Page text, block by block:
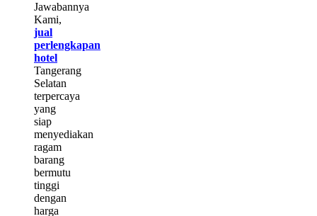
Jawabannya
Kami,
jual
perlengkapan
hotel
Tangerang
Selatan
terpercaya
yang
siap
menyediakan
ragam
barang
bermutu
tinggi
dengan
harga